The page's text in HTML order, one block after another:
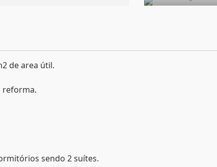
de area útil.
reforma.
sendo 2 suítes.